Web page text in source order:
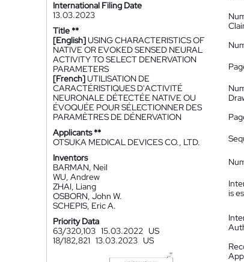
International Filing Date
13.03.2023
Title **
[English]USING CHARACTERISTICS OF
NATIVE OR EVOKED SENSED NEURAL
ACTIVITY TO SELECT DENERVATION
PARAMETERS
[French]UTILISATION DE
CARACTÉRISTIQUES D'ACTIVITÉ
NEURONALE DÉTECTÉE NATIVE OU
ÉVOQUÉE POUR SÉLECTIONNER DES
PARAMÈTRES DE DÉNERVATION
Applicants **
OTSUKA MEDICAL DEVICES CO., LTD.
Inventors
BARMAN, Neil
WU, Andrew
ZHAI, Liang
OSBORN, John W.
SCHEPIS, Eric A.
Priority Data
63/320,103 15.03.2022 US
18/182,821 13.03.2023 US
is